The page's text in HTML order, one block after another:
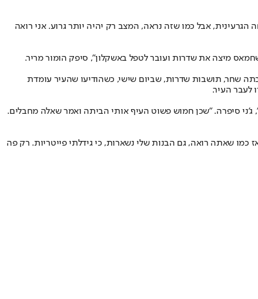
המשפחה הגרעינית, אבל כמו שזה נראה, המצב רק יהיה יותר גרוע. אני רואה
מיצה את שדרות ועובר לטפל באשקלון", סיפק הומור מריר.
שחר, תושבות שדרות, שביום שישי, כשהודיעו שהעיר עומדת
לעבר העיר.
סיפרה. "שכן חמוש פשוט העיף אותי הביתה ואמר שאלה מחבלים.
הכל. אז כמו שאתה רואה, גם הבנות שלי נשארות, כי גידלתי פייטריות. רק פה